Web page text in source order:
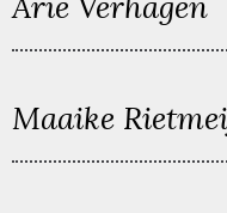
Maaike